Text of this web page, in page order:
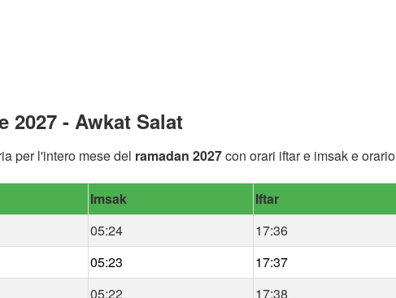
2027 - Awkat Salat
per l'intero mese del ramadan 2027con orari iftar e imsak e orario
Imsak
Iftar
05:24
17:36
05:23
17:37
05:22 17:38